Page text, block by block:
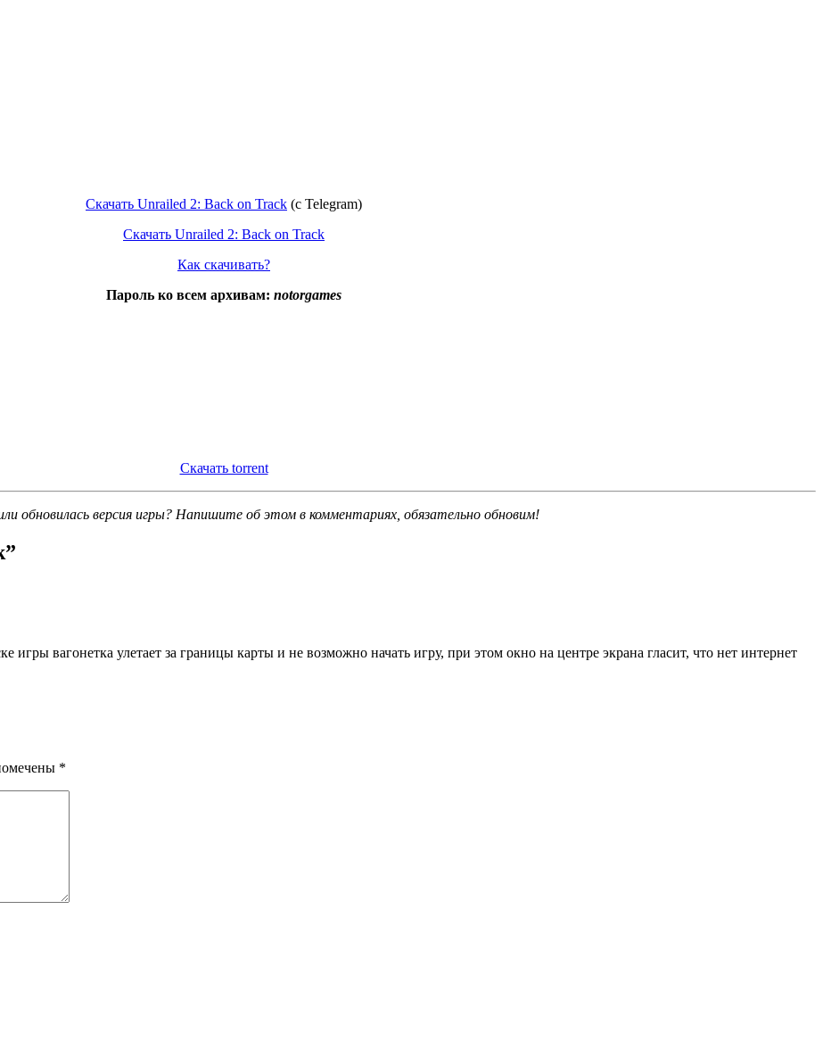
Скачать Unrailed 2: Back on Track (c Telegram)
Скачать Unrailed 2: Back on Track
Как скачивать?
Пароль ко всем архивам: notorgames
Скачать torrent
обновилась версия игры? Напишите об этом в комментариях, обязательно обновим!
”
игры вагонетка улетает за границы карты и не возможно начать игру, при этом окно на центре экрана гласит, что нет интернет
*